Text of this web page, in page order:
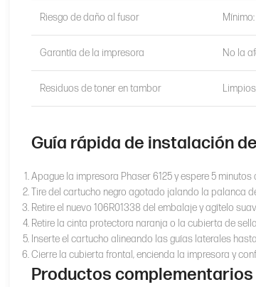
Riesgo de daño al fusor
Garantía de la impresora No la
Residuos de toner en tambor
Guía rápida de instalación
Apague la impresora Phaser 6125 y espere 5
Tire del cartucho negro agotado jalando la palanca
Retire el nuevo 106R01338 del embalaje y agítelo
Retire la cinta protectora naranja o la cubierta de
Inserte el cartucho alineando las guías laterales
Cierre la cubierta frontal, encienda la impresora y
Productos complementarios